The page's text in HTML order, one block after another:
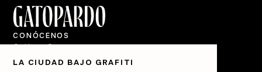
LA CIUDAD BAJO GRAFITI
CONÓCENOS
Quiénes Somos
Directorio